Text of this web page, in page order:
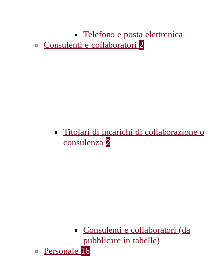
Telefono e posta elettronica
Consulenti e collaboratori 2
Titolari di incarichi di collaborazione o
consulenza 2
Consulenti e collaboratori (da
pubblicare in tabelle)
Personale 16